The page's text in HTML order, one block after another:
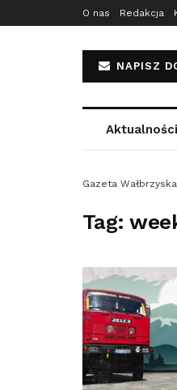
O nas Redakcja
NAPISZ
Gazeta Wałbrzyska
Tag: